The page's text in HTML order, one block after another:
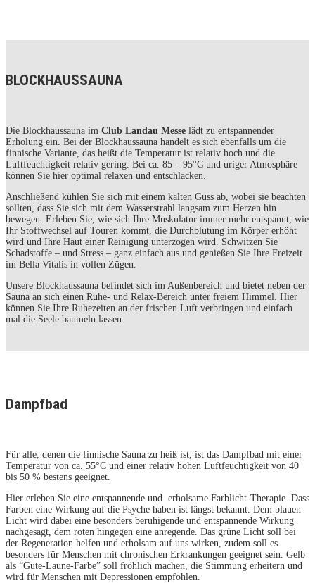
BLOCKHAUSSAUNA
Die Blockhaussauna im Club Landau Messe lädt zu entspannender
Erholung ein. Bei der Blockhaussauna handelt es sich ebenfalls um die
finnische Variante, das heißt die Temperatur ist relativ hoch und die
Luftfeuchtigkeit relativ gering. Bei ca. 85 – 95°C und uriger Atmosphäre
können Sie hier optimal relaxen und entschlacken.
Anschließend kühlen Sie sich mit einem kalten Guss ab, wobei sie beachten
sollten, dass Sie sich mit dem Wasserstrahl langsam zum Herzen hin
bewegen. Erleben Sie, wie sich Ihre Muskulatur immer mehr entspannt, wie
Ihr Stoffwechsel auf Touren kommt, die Durchblutung im Körper erhöht
wird und Ihre Haut einer Reinigung unterzogen wird. Schwitzen Sie
Schadstoffe – und Stress – ganz einfach aus und genießen Sie Ihre Freizeit
im Bella Vitalis in vollen Zügen.
Unsere Blockhaussauna befindet sich im Außenbereich und bietet neben der
Sauna an sich einen Ruhe- und Relax-Bereich unter freiem Himmel. Hier
können Sie Ihre Ruhezeiten an der frischen Luft verbringen und einfach
mal die Seele baumeln lassen.
Dampfbad
Für alle, denen die finnische Sauna zu heiß ist, ist das Dampfbad mit einer
Temperatur von ca. 55°C und einer relativ hohen Luftfeuchtigkeit von 40
bis 50 % bestens geeignet.
Hier erleben Sie eine entspannende und erholsame Farblicht-Therapie. Dass
Farben eine Wirkung auf die Psyche haben ist längst bekannt. Dem blauen
Licht wird dabei eine besonders beruhigende und entspannende Wirkung
nachgesagt, dem roten hingegen eine anregende. Das grüne Licht soll bei
der Regeneration helfen und erholsam auf uns wirken, zudem soll es
besonders für Menschen mit chronischen Erkrankungen geeignet sein. Gelb
als “Gute-Laune-Farbe” soll fröhlich machen, die Stimmung erheitern und
wird für Menschen mit Depressionen empfohlen.